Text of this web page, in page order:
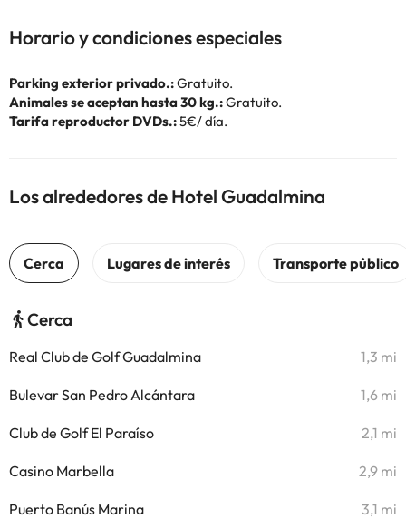
Horario y condiciones especiales
Parking exterior privado.:Gratuito.
Animales se aceptan hasta 30 kg.:Gratuito.
Tarifa reproductor DVDs.:5€/ día.
Los alrededores de Hotel Guadalmina
Cerca
Real Club de Golf Guadalmina 1,3 mi
Bulevar San Pedro Alcántara 1,6 mi
Club de Golf El Paraíso 2,1 mi
Casino Marbella 2,9 mi
Puerto Banús Marina 3,1 mi